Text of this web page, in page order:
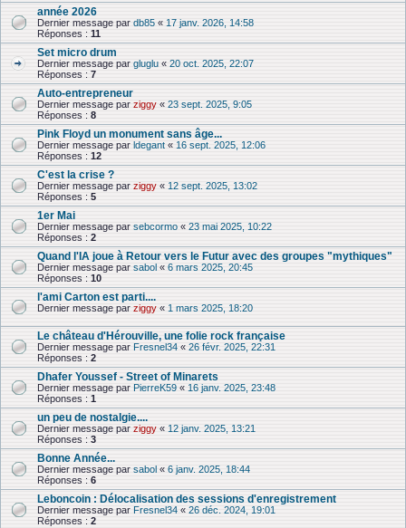
année 2026
Dernier message par db85 « 17 janv. 2026, 14:58
Réponses : 11
Set micro drum
Dernier message par gluglu « 20 oct. 2025, 22:07
Réponses : 7
Auto-entrepreneur
Dernier message par ziggy « 23 sept. 2025, 9:05
Réponses : 8
Pink Floyd un monument sans âge...
Dernier message par ldegant « 16 sept. 2025, 12:06
Réponses : 12
C'est la crise ?
Dernier message par ziggy « 12 sept. 2025, 13:02
Réponses : 5
1er Mai
Dernier message par sebcormo « 23 mai 2025, 10:22
Réponses : 2
Quand l'IA joue à Retour vers le Futur avec des groupes "mythiques"
Dernier message par sabol « 6 mars 2025, 20:45
Réponses : 10
l'ami Carton est parti....
Dernier message par ziggy « 1 mars 2025, 18:20
Le château d'Hérouville, une folie rock française
Dernier message par Fresnel34 « 26 févr. 2025, 22:31
Réponses : 2
Dhafer Youssef - Street of Minarets
Dernier message par PierreK59 « 16 janv. 2025, 23:48
Réponses : 1
un peu de nostalgie....
Dernier message par ziggy « 12 janv. 2025, 13:21
Réponses : 3
Bonne Année...
Dernier message par sabol « 6 janv. 2025, 18:44
Réponses : 6
Leboncoin : Délocalisation des sessions d'enregistrement
Dernier message par Fresnel34 « 26 déc. 2024, 19:01
Réponses : 2